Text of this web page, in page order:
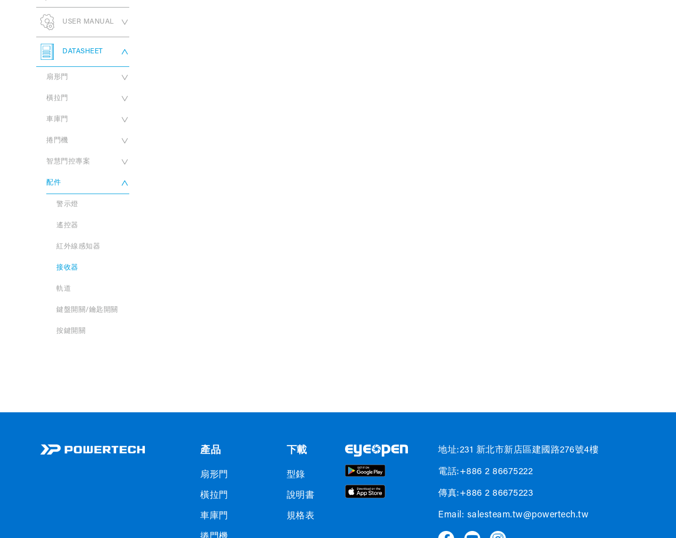
USER MANUAL
扇形門
PW330 系列
PWA310
橫拉門
Biicam
遙控器
DATASHEET
扇形門
PW330 系列
PW320 系列
PW530 / L
PA250
PW150 / 200
PU350
PWA310
橫拉門
PL500 / 快速版
PL800
PSA 系列
PL600 / 1000
車庫門
PG100 系列
PG200系列
捲門機
PM60
智慧門控專案
Biitween
Biibell
Biicam
配件
警示燈
遙控器
紅外線感知器
接收器
軌道
鍵盤開關/鑰匙開關
按鍵開關
產品
扇形門
橫拉門
車庫門
下載
型錄
說明書
規格表
地址:231 新北市新店區建國路276號4樓
電話:+886 2 86675222
傳真:+886 2 86675223
Email: salesteam.tw@powertech.tw